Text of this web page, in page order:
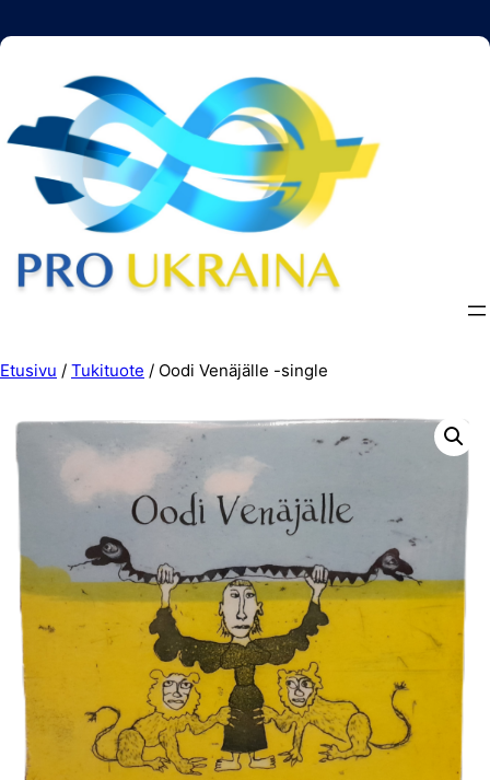
sisältöön
Etusivu / Tukituote / Oodi Venäjälle -single